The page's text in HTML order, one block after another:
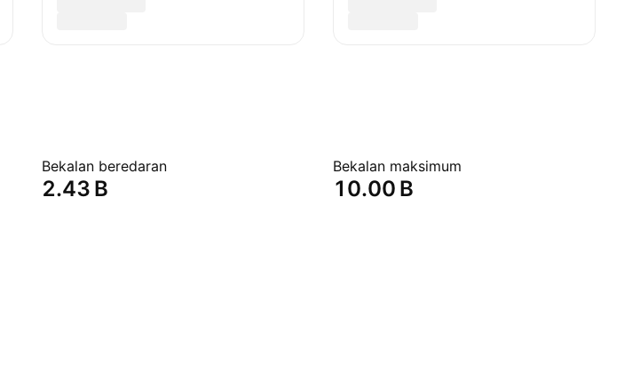
Bekalan beredaran
‪2.43 B‬
Bekalan maksimum
‪10.00 B‬